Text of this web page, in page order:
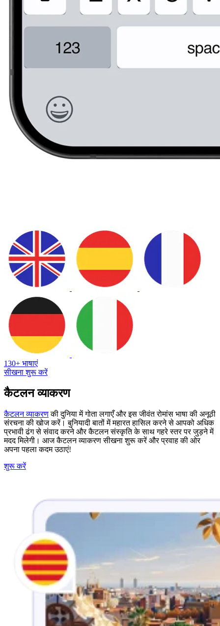
130+ भाषाएं
सीखना शुरू करें
कैटलन व्याकरण
कैटलन व्याकरणकी दुनिया में गोता लगाएँ और इस जीवंत रोमांस भाषा की अनूठी
संरचना की खोज करें। बुनियादी बातों में महारत हासिल करने से आपको अधिक
प्रभावी ढंग से संवाद करने और कैटलन संस्कृति के साथ गहरे स्तर पर जुड़ने में
मदद मिलेगी। आज कैटलन व्याकरण सीखना शुरू करें और प्रवाह की ओर
अपना पहला कदम उठाएं!
शुरू करें